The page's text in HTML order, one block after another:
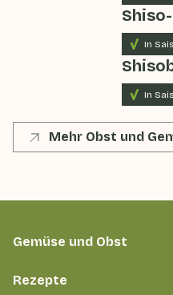
In
In
Mehr Obst und
Gemüse und Obst
Rezepte